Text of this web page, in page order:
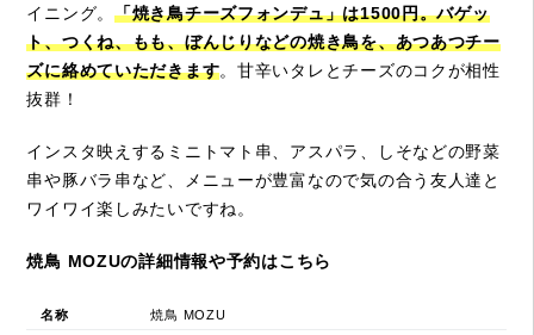
イニング。 「焼き鳥チーズフォンデュ」は1500円。バゲッ
ト、つくね、もも、ぼんじりなどの焼き鳥を、あつあつチー
ズに絡めていただきます。甘辛いタレとチーズのコクが相性
抜群！
インスタ映えするミニトマト串、アスパラ、しそなどの野菜
串や豚バラ串など、メニューが豊富なので気の合う友人達と
ワイワイ楽しみたいですね。
焼鳥 MOZUの詳細情報や予約はこちら
名称 焼鳥 MOZU